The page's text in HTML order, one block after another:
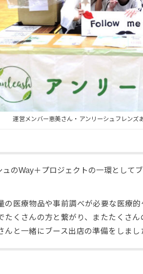
運営メンバー恵美さん・アンリーシュフレンズ
ュのWay＋プロジェクトの一環として
の医療物品や事前調べが必要な医療
たくさんの方と繋がり、またたくさん
んと一緒にブース出店の準備をしまし